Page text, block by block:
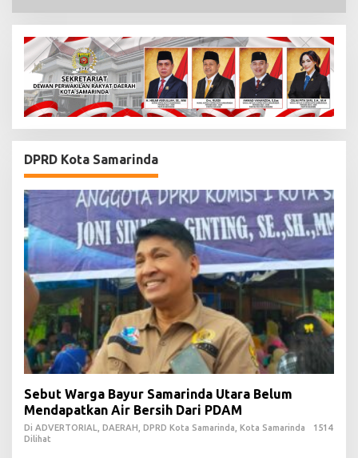
DPRD Kota Samarinda
Sebut Warga Bayur Samarinda Utara Belum
Mendapatkan Air Bersih Dari PDAM
Di ADVERTORIAL, DAERAH, DPRD Kota Samarinda, Kota Samarinda
1514
Dilihat